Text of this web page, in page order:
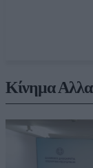
Κίνημα